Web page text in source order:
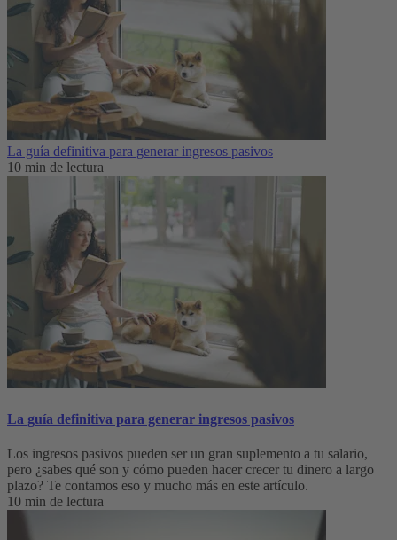
La guía definitiva para generar ingresos pasivos
10 min de lectura
La guía definitiva para generar ingresos pasivos
Los ingresos pasivos pueden ser un gran suplemento a tu salario,
pero ¿sabes qué son y cómo pueden hacer crecer tu dinero a largo
plazo? Te contamos eso y mucho más en este artículo.
10 min de lectura